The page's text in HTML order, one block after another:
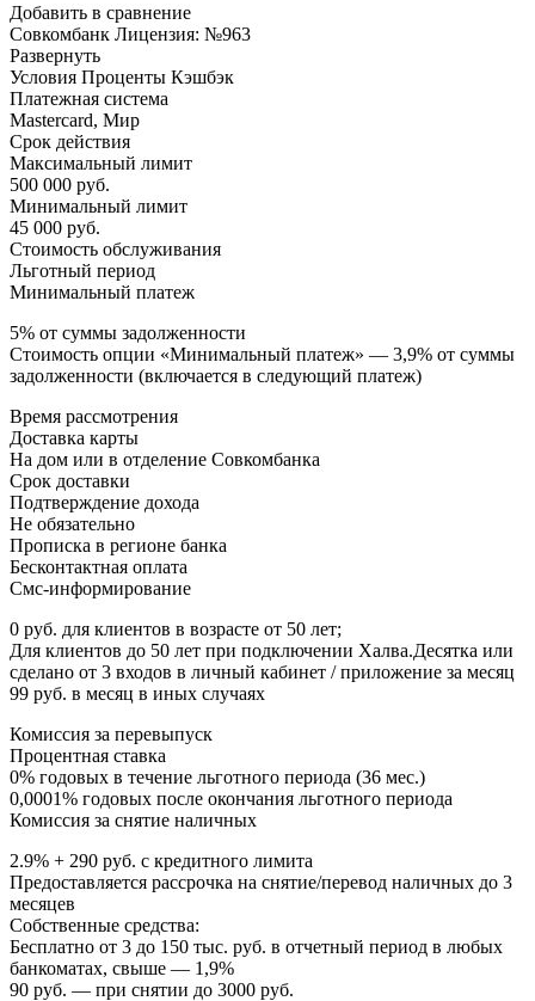
Добавить в сравнение
Совкомбанк Лицензия: №963
Развернуть
Условия Проценты Кэшбэк
Платежная система
Mastercard, Мир
Срок действия
Максимальный лимит
500 000 руб.
Минимальный лимит
45 000 руб.
Стоимость обслуживания
Льготный период
Минимальный платеж
5% от суммы задолженности
Стоимость опции «Минимальный платеж» — 3,9% от суммы
задолженности (включается в следующий платеж)
Время рассмотрения
Доставка карты
На дом или в отделение Совкомбанка
Срок доставки
Подтверждение дохода
Не обязательно
Прописка в регионе банка
Бесконтактная оплата
Смс-информирование
0 руб. для клиентов в возрасте от 50 лет;
Для клиентов до 50 лет при подключении Халва.Десятка или
сделано от 3 входов в личный кабинет / приложение за месяц
99 руб. в месяц в иных случаях
Комиссия за перевыпуск
Процентная ставка
0% годовых в течение льготного периода (36 мес.)
0,0001% годовых после окончания льготного периода
Комиссия за снятие наличных
2.9% + 290 руб. с кредитного лимита
Предоставляется рассрочка на снятие/перевод наличных до 3
месяцев
Собственные средства:
Бесплатно от 3 до 150 тыс. руб. в отчетный период в любых
банкоматах, свыше — 1,9%
90 руб. — при снятии до 3000 руб.